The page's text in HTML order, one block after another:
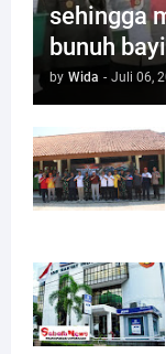
sehingga
bunuh
by Wida - Juli 06,